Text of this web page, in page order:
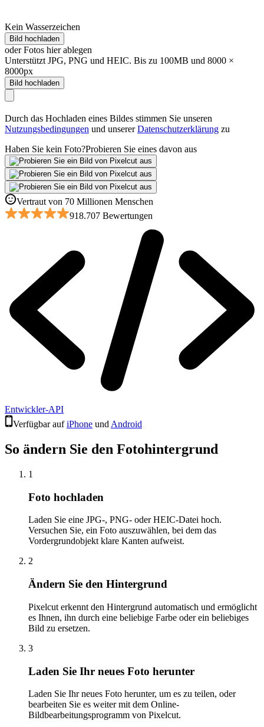
Kein Wasserzeichen
Bild hochladen
oder Fotos hier ablegen
Unterstützt JPG, PNG und HEIC. Bis zu 100MB und 8000 ×
8000px
Bild hochladen
Durch das Hochladen eines Bildes stimmen Sie unseren
Nutzungsbedingungen und unsererDatenschutzerklärung zu
Haben Sie kein Foto?Probieren Sie eines davon aus
Vertraut von 70 Millionen Menschen
918.707 Bewertungen
Entwickler-API
Verfügbar aufiPhone und Android
So ändern Sie den Fotohintergrund
1
Foto hochladen
Laden Sie eine JPG-, PNG- oder HEIC-Datei hoch.
Versuchen Sie, ein Foto auszuwählen, bei dem das
Vordergrundobjekt klare Kanten aufweist.
2
Ändern Sie den Hintergrund
Pixelcut erkennt den Hintergrund automatisch und ermöglicht
es Ihnen, ihn durch eine beliebige Farbe oder ein beliebiges
Bild zu ersetzen.
3
Laden Sie Ihr neues Foto herunter
Laden Sie Ihr neues Foto herunter, um es zu teilen, oder
bearbeiten Sie es weiter mit dem Online-
Bildbearbeitungsprogramm von Pixelcut.